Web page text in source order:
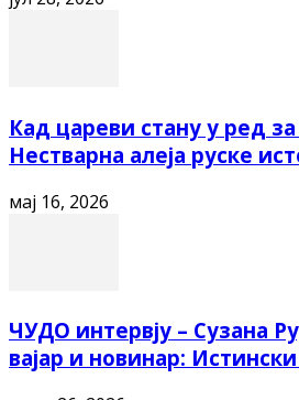
Кад цареви стану у ред
Нестварна алеја руске
мај 16, 2026
ЧУДО интервју – Сузана
вајар и новинар: